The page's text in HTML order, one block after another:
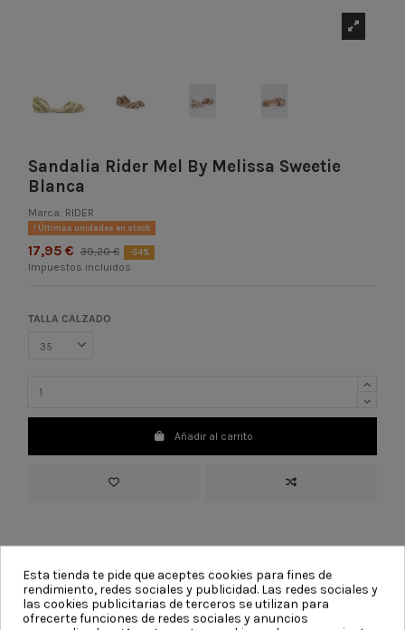
Sandalia Rider Mel By Melissa Sweetie
Blanca
Marca: RIDER
Últimas unidades en stock
17,95 € 39,20 € -54%
Impuestos incluidos
TALLA CALZADO
Añadir al carrito
INFORMACIÓN
ATENCIÓN AL CLIENTE
Esta tienda te pide que aceptes cookies para fines de
rendimiento, redes sociales y publicidad. Las redes sociales y
las cookies publicitarias de terceros se utilizan para
ofrecerte funciones de redes sociales y anuncios